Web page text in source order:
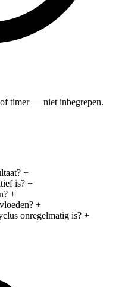
timer — niet inbegrepen.
+
is? +
+
+
onregelmatig is? +